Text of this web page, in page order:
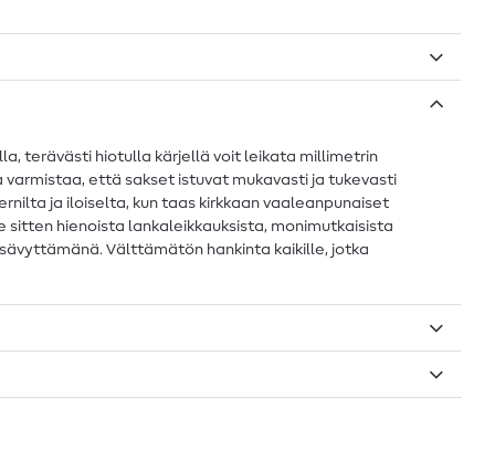
terävästi hiotulla kärjellä voit leikata millimetrin
varmistaa, että sakset istuvat mukavasti ja tukevasti
ja iloiselta, kun taas kirkkaan vaaleanpunaiset
hienoista lankaleikkauksista, monimutkaisista
Välttämätön hankinta kaikille, jotka